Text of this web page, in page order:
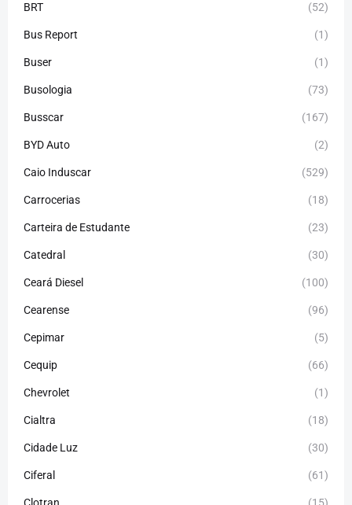
BRT (52)
Bus Report (1)
Buser (1)
Busologia (73)
Busscar (167)
BYD Auto (2)
Caio Induscar (529)
Carrocerias (18)
Carteira de Estudante (23)
Catedral (30)
Ceará Diesel (100)
Cearense (96)
Cepimar (5)
Cequip (66)
Chevrolet (1)
Cialtra (18)
Cidade Luz (30)
Ciferal (61)